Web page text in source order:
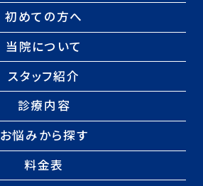
初めての方へ
当院について
スタッフ紹介
診療内容
お悩みから探す
料金表